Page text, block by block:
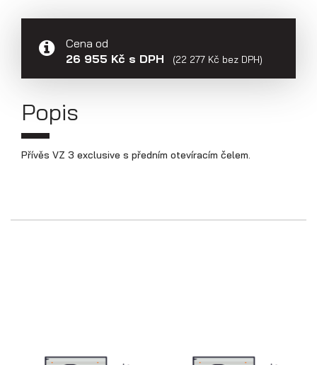
Cena od
26 955 Kč s DPH
(22 277 Kč bez DPH)
Popis
Přívěs VZ 3 exclusive s předním otevíracím čelem.